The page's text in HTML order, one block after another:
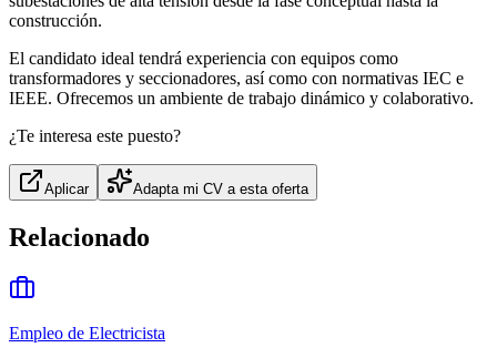
construcción.
El candidato ideal tendrá experiencia con equipos como
transformadores y seccionadores, así como con normativas IEC e
IEEE. Ofrecemos un ambiente de trabajo dinámico y colaborativo.
¿Te interesa este puesto?
Aplicar Adapta mi CV a esta oferta
Relacionado
Empleo de Electricista